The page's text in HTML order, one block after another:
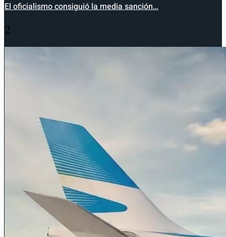
El oficialismo consiguió la media sanción…
2